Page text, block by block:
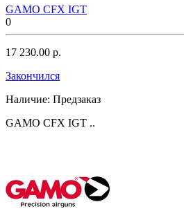
GAMO CFX IGT
0
17 230.00 р.
Закончился
Наличие: Предзаказ
GAMO CFX IGT ..